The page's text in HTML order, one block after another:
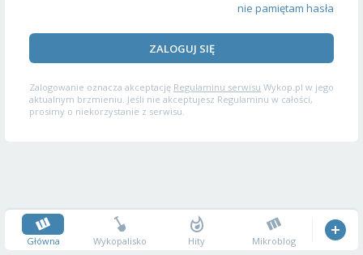
nie pamiętam hasła
ZALOGUJ SIĘ
Zalogowanie oznacza akceptację Regulaminu serwisu Wykop.pl w jego
aktualnym brzmieniu. Jeśli nie akceptujesz Regulaminu w całości,
prosimy o niekorzystanie z serwisu.
Główna Wykopalisko Hity Mikroblog